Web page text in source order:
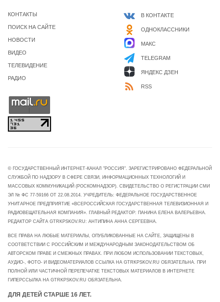
КОНТАКТЫ
ПОИСК НА САЙТЕ
НОВОСТИ
ВИДЕО
ТЕЛЕВИДЕНИЕ
РАДИО
В КОНТАКТЕ
ОДНОКЛАССНИКИ
МАКС
TELEGRAM
ЯНДЕКС ДЗЕН
RSS
© ГОСУДАРСТВЕННЫЙ ИНТЕРНЕТ-КАНАЛ "РОССИЯ". ЗАРЕГИСТРИРОВАНО ФЕДЕРАЛЬНОЙ
СЛУЖБОЙ ПО НАДЗОРУ В СФЕРЕ СВЯЗИ, ИНФОРМАЦИОННЫХ ТЕХНОЛОГИЙ И
МАССОВЫХ КОММУНИКАЦИЙ (РОСКОМНАДЗОР). СВИДЕТЕЛЬСТВО О РЕГИСТРАЦИИ СМИ
ЭЛ № ФС 77-59166 ОТ 22.08.2014. УЧРЕДИТЕЛЬ: ФЕДЕРАЛЬНОЕ ГОСУДАРСТВЕННОЕ
УНИТАРНОЕ ПРЕДПРИЯТИЕ «ВСЕРОССИЙСКАЯ ГОСУДАРСТВЕННАЯ ТЕЛЕВИЗИОННАЯ И
РАДИОВЕЩАТЕЛЬНАЯ КОМПАНИЯ». ГЛАВНЫЙ РЕДАКТОР: ПАНИНА ЕЛЕНА ВАЛЕРЬЕВНА.
РЕДАКТОР САЙТА GTRKPSKOV.RU: АНТИПИНА АННА СЕРГЕЕВНА.
ВСЕ ПРАВА НА ЛЮБЫЕ МАТЕРИАЛЫ, ОПУБЛИКОВАННЫЕ НА САЙТЕ, ЗАЩИЩЕНЫ В
СООТВЕТСТВИИ С РОССИЙСКИМ И МЕЖДУНАРОДНЫМ ЗАКОНОДАТЕЛЬСТВОМ ОБ
АВТОРСКОМ ПРАВЕ И СМЕЖНЫХ ПРАВАХ. ПРИ ЛЮБОМ ИСПОЛЬЗОВАНИИ ТЕКСТОВЫХ,
АУДИО-, ФОТО- И ВИДЕОМАТЕРИАЛОВ ССЫЛКА НА GTRKPSKOV.RU ОБЯЗАТЕЛЬНА. ПРИ
ПОЛНОЙ ИЛИ ЧАСТИЧНОЙ ПЕРЕПЕЧАТКЕ ТЕКСТОВЫХ МАТЕРИАЛОВ В ИНТЕРНЕТЕ
ГИПЕРССЫЛКА НА GTRKPSKOV.RU ОБЯЗАТЕЛЬНА.
ДЛЯ ДЕТЕЙ СТАРШЕ 16 ЛЕТ.